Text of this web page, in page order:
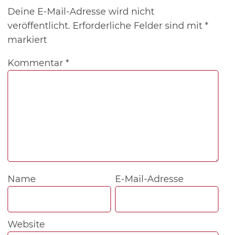
Deine E-Mail-Adresse wird nicht
veröffentlicht. Erforderliche Felder sind mit *
markiert
Kommentar *
Name E-Mail-Adresse
Website